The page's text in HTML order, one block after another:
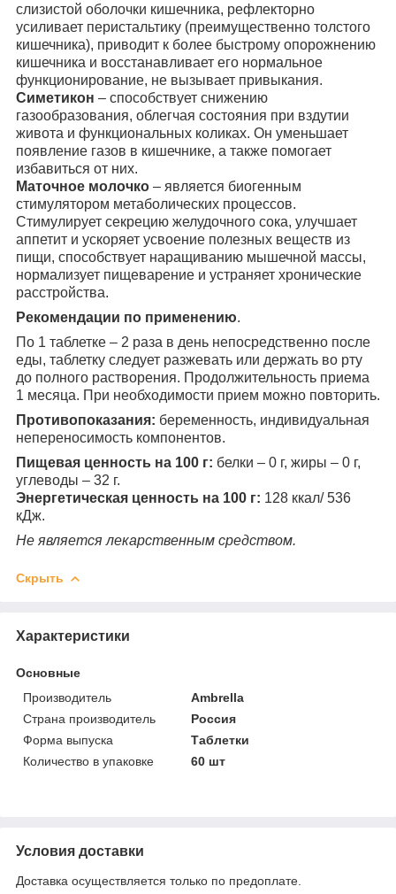
слизистой оболочки кишечника, рефлекторно
усиливает перистальтику (преимущественно толстого
кишечника), приводит к более быстрому опорожнению
кишечника и восстанавливает его нормальное
функционирование, не вызывает привыкания.
Симетикон – способствует снижению
газообразования, облегчая состояния при вздутии
живота и функциональных коликах. Он уменьшает
появление газов в кишечнике, а также помогает
избавиться от них.
Маточное молочко – является биогенным
стимулятором метаболических процессов.
Стимулирует секрецию желудочного сока, улучшает
аппетит и ускоряет усвоение полезных веществ из
пищи, способствует наращиванию мышечной массы,
нормализует пищеварение и устраняет хронические
расстройства.
Рекомендации по применению.
По 1 таблетке – 2 раза в день непосредственно после
еды, таблетку следует разжевать или держать во рту
до полного растворения. Продолжительность приема
1 месяца. При необходимости прием можно повторить.
Противопоказания: беременность, индивидуальная
непереносимость компонентов.
Пищевая ценность на 100 г: белки – 0 г, жиры – 0 г,
углеводы – 32 г.
Энергетическая ценность на 100 г: 128 ккал/ 536
кДж.
Не является лекарственным средством.
Скрыть
Характеристики
Основные
Производитель
Ambrella
Страна производитель
Россия
Форма выпуска
Таблетки
Количество в упаковке
60 шт
Условия доставки
Доставка осуществляется только по предоплате.